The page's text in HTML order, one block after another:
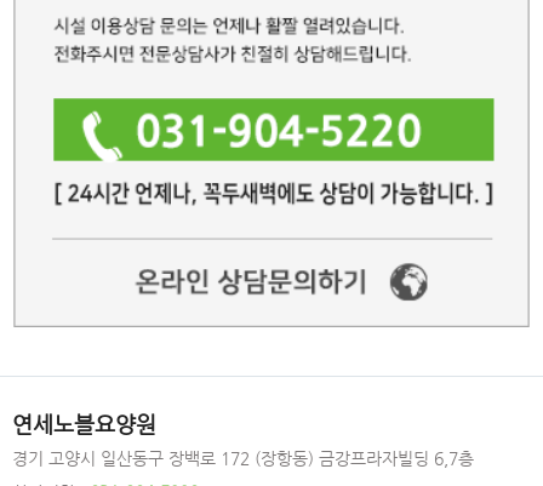
연세노블요양원
경기 고양시 일산동구 장백로 172 (장항동) 금강프라자빌딩 6,7층